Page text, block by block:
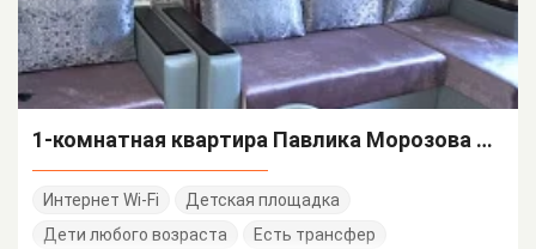
1-комнатная квартира Павлика Морозова 24 кв 2
Интернет Wi-Fi
Детская площадка
Дети любого возраста
Есть трансфер